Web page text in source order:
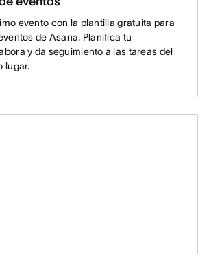
evento con la plantilla gratuita para
de Asana. Planifica tu
y da seguimiento a las tareas del
lugar.